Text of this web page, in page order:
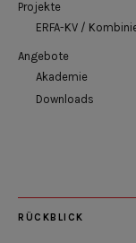
Projekte
ERFA-KV /
Angebote
Akademie
Downloads
RÜCKBLICK